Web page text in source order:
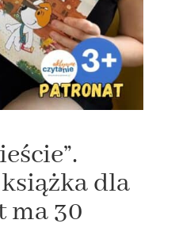
dla
ma 30